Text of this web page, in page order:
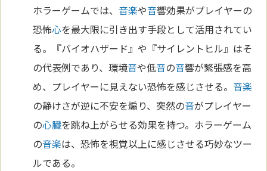
ホラーゲームでは、音楽や音響効果がプレイヤーの
恐怖心を最大限に引き出す手段として活用されてい
る。『バイオハザード』や『サイレントヒル』はそ
の代表例であり、環境音や低音の音響が緊張感を高
め、プレイヤーに見えない恐怖を感じさせる。音楽
の静けさが逆に不安を煽り、突然の音がプレイヤー
の心臓を跳ね上がらせる効果を持つ。ホラーゲーム
の音楽は、恐怖を視覚以上に感じさせる巧妙なツー
ルである。